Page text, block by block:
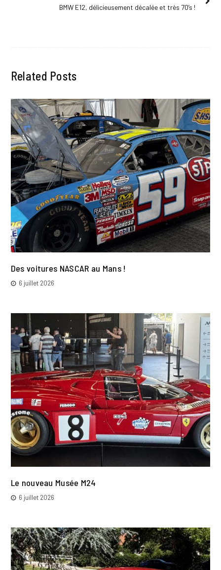
Next
BMW E12, délicieusement décalée et très 70’s !
Related Posts
Des voitures NASCAR au Mans !
6 juillet 2026
Le nouveau Musée M24
6 juillet 2026